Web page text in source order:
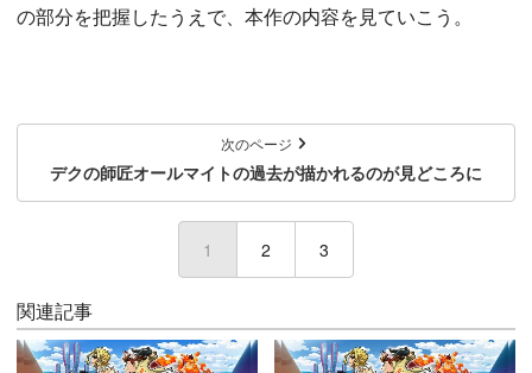
の部分を把握したうえで、本作の内容を見ていこう。
次のページ
デクの師匠オールマイトの過去が描かれるのが見どころに
1 (current)
2 3
関連記事